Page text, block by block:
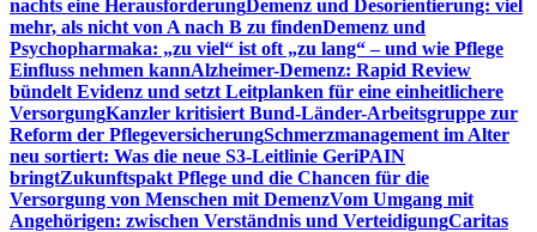
nachts eine HerausforderungDemenz und Desorientierung: viel
mehr, als nicht von A nach B zu findenDemenz und
Psychopharmaka: „zu viel“ ist oft „zu lang“ – und wie Pflege
Einfluss nehmen kannAlzheimer-Demenz: Rapid Review
bündelt Evidenz und setzt Leitplanken für eine einheitlichere
VersorgungKanzler kritisiert Bund-Länder-Arbeitsgruppe zur
Reform der PflegeversicherungSchmerzmanagement im Alter
neu sortiert: Was die neue S3-Leitlinie GeriPAIN
bringtZukunftspakt Pflege und die Chancen für die
Versorgung von Menschen mit DemenzVom Umgang mit
Angehörigen: zwischen Verständnis und VerteidigungCaritas